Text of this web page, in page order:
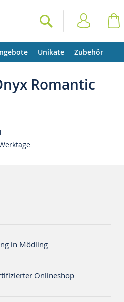
Anmelden
Unikate Zubehör
Romantic
in Mödling
Onlineshop